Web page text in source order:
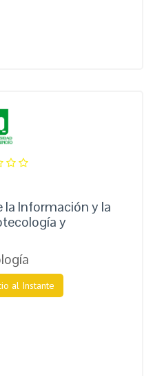
la Información y la
y
al Instante